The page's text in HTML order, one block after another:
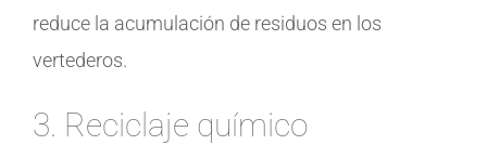
reduce la acumulación de residuos en los
vertederos.
3. Reciclaje químico